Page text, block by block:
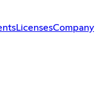
LicensesCompany